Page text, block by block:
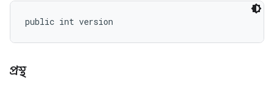
public int version
প্রস্থ